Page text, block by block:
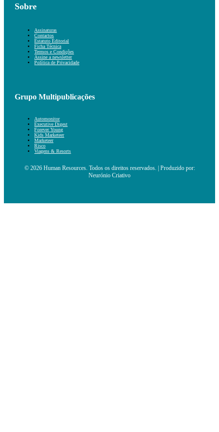
Sobre
Assinaturas
Contactos
Estatuto Editorial
Ficha Técnica
Termos e Condições
Assine a newsletter
Política de Privacidade
Grupo Multipublicações
Automonitor
Executive Digest
Forever Young
Kids Marketeer
Marketeer
Risco
Viagens & Resorts
© 2026 Human Resources. Todos os direitos reservados. | Produzido por:
Neurónio Criativo